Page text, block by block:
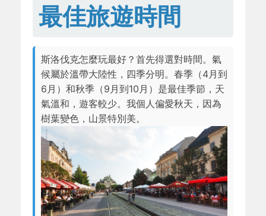
最佳旅遊時間
斯洛伐克怎麼玩最好？首先得選對時間。氣
候屬於溫帶大陸性，四季分明。春季（4月到
6月）和秋季（9月到10月）是最佳季節，天
氣溫和，遊客較少。我個人偏愛秋天，因為
樹葉變色，山景特別美。